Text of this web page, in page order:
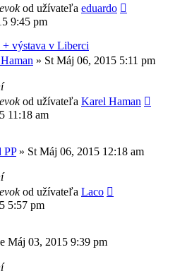
od užívateľa eduardo
9:45 pm
výstava v Liberci
» St Máj 06, 2015 5:11 pm
od užívateľa Karel Haman
11:18 am
PP» St Máj 06, 2015 12:18 am
od užívateľa Laco
5:57 pm
Máj 03, 2015 9:39 pm